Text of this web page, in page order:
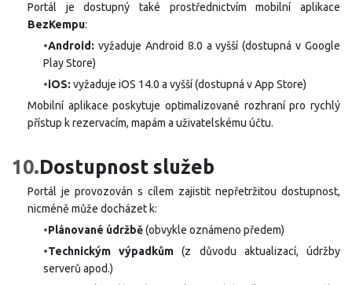
Portál je dostupný také prostřednictvím mobilní aplikace
BezKempu:
•Android: vyžaduje Android 8.0 a vyšší (dostupná v Google
Play Store)
•iOS: vyžaduje iOS 14.0 a vyšší (dostupná v App Store)
Mobilní aplikace poskytuje optimalizované rozhraní pro rychlý
přístup k rezervacím, mapám a uživatelskému účtu.
10.Dostupnost služeb
Portál je provozován s cílem zajistit nepřetržitou dostupnost,
nicméně může docházet k:
•Plánované údržbě(obvykle oznámeno předem)
•Technickým výpadkům (z důvodu aktualizací, údržby
serverů apod.)